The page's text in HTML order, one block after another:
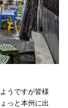
うですが皆様
っと本州に出